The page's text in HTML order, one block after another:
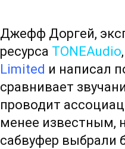
Джефф Доргей,
ресурса TONEAudio
Limited и написал
сравнивает
проводит
менее известным,
сабвуфер выбрали